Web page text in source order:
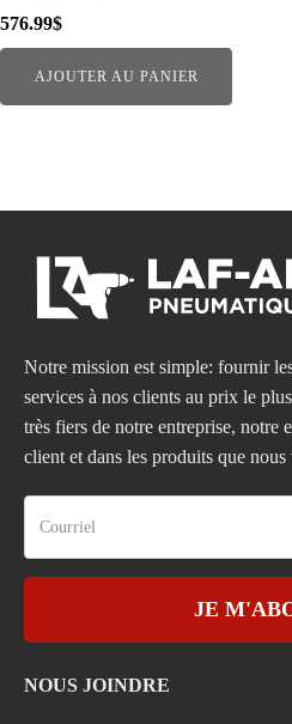
576.99$
AJOUTER AU PANIER
Notre mission est simple: fournir
services à nos clients au prix le
très fiers de notre entreprise, notre
client et dans les produits que nous
JE
NOUS JOINDRE